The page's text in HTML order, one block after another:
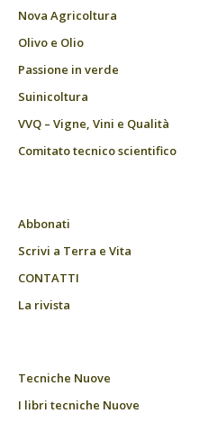
Nova Agricoltura
Olivo e Olio
Passione in verde
Suinicoltura
VVQ – Vigne, Vini e Qualità
Comitato tecnico scientifico
Abbonati
Scrivi a Terra e Vita
CONTATTI
La rivista
Tecniche Nuove
I libri tecniche Nuove